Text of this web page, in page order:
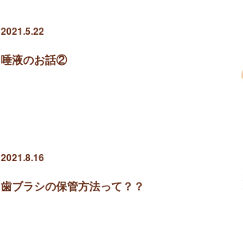
2021.5.22
唾液のお話②
2021.8.16
歯ブラシの保管方法って？？